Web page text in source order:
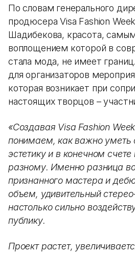
По словам генерального
продюсера Visa Fashion
Шадибекова, красота,
воплощением которой в
стала мода, не имеет
для организаторов
которая возникает при
настоящих творцов –
«Создавая Visa Fashion
понимаем, как важно уметь
эстетику и в конечном
разному. Именно разница
признанного мастера и
объем, удивительный
настолько сильно
публику.
Проект растет,